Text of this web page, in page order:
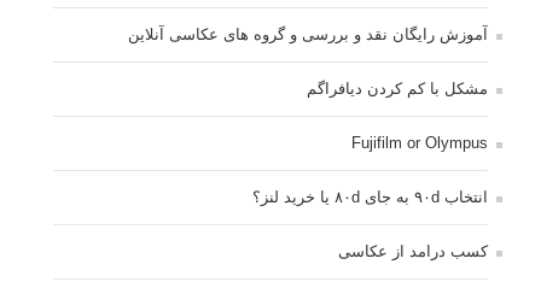
آموزش رایگان نقد و بررسی و گروه های عکاسی آنلاین
مشکل با کم کردن دیافراگم
Fujifilm or Olympus
انتخاب ۹۰d به جای ۸۰d یا خرید لنز؟
کسب درامد از عکاسی